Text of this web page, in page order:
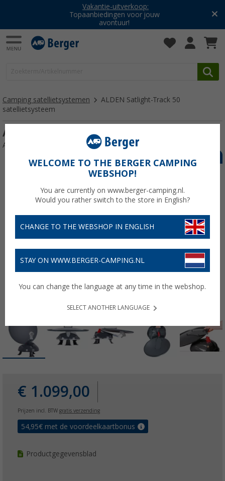
Vakantie-uitverkoop:
Topaanbiedingen voor jouw
avontuur!
Camping satellietsystemen
ALDEN Satlight-Track 50
satellietsysteem
ALDEN Satlight-Track 50 satellietsysteem
Artikelnr: 268680
€ 1.099,00
Prijzen incl. BTW gratis verzending
54,95€ met de voordeelkaartbonus
Productgegevensblad
WELCOME TO THE BERGER CAMPING
WEBSHOP!
You are currently on www.berger-camping.nl.
Would you rather switch to the store in English?
CHANGE TO THE WEBSHOP IN ENGLISH
STAY ON WWW.BERGER-CAMPING.NL
You can change the language at any time in the webshop.
SELECT ANOTHER LANGUAGE